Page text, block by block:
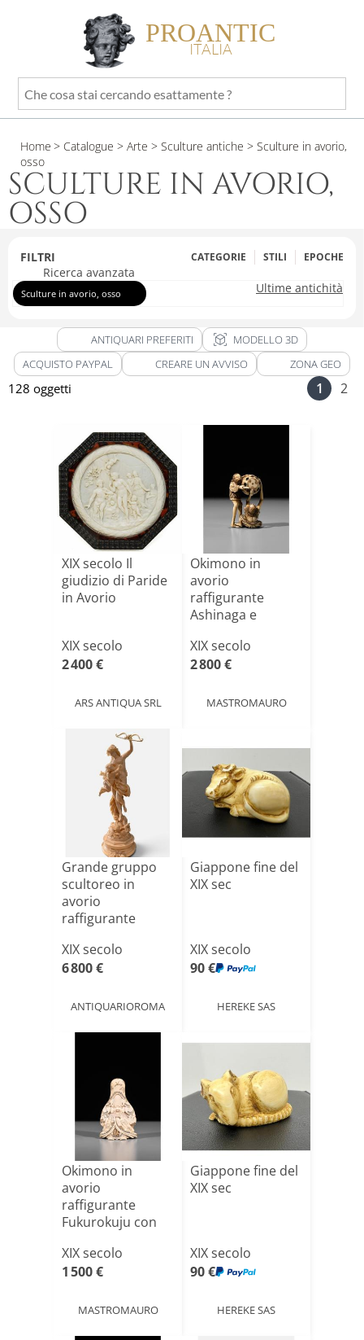
PROANTIC
ITALIA
Che
cosa
cercando
esattamente
?
Home > Catalogue > Arte > Sculture antiche > Sculture in avorio,
osso
SCULTURE IN AVORIO,
OSSO
FILTRI CATEGORIE STILI EPOCHE
Ricerca avanzata
Ultime antichità
Sculture in avorio, osso
ANTIQUARI PREFERITI view_in_ar MODELLO 3D
ACQUISTO PAYPAL
CREARE UN AVVISO ZONA GEO
128 oggetti 1 2
XIX secolo Il
giudizio di Paride
in Avorio
XIX secolo
2 400 €
ARS ANTIQUA SRL
Okimono in
avorio
raffigurante
Ashinaga e
tamburo, fir[...]
XIX secolo
2 800 €
MASTROMAURO
Grande gruppo
scultoreo in
avorio
raffigurante
XIX secolo
6 800 €
ANTIQUARIOROMA
Giappone fine del
XIX sec
XIX secolo
90 €
HEREKE SAS
Okimono in
avorio
raffigurante
Fukurokuju con
oro
XIX secolo
1 500 €
MASTROMAURO
Giappone fine del
XIX sec
XIX secolo
90 €
HEREKE SAS